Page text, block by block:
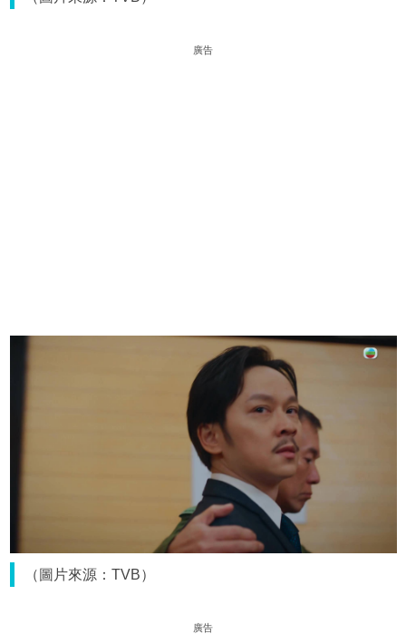
廣告
（圖片來源：TVB）
廣告